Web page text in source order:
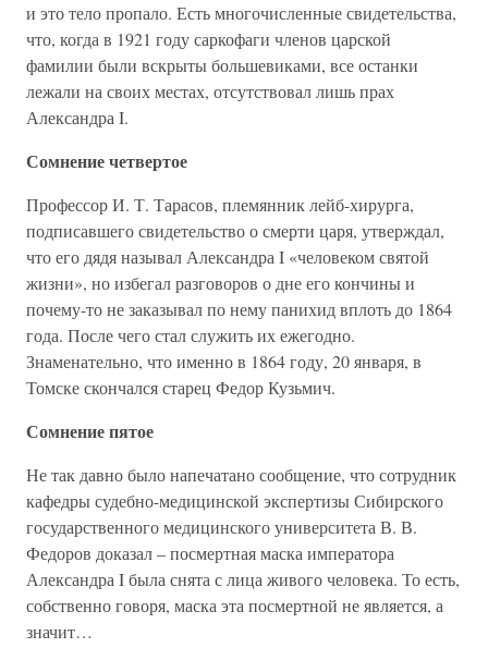
и это тело пропало. Есть многочисленные свидетельства,
что, когда в 1921 году саркофаги членов царской
фамилии были вскрыты большевиками, все останки
лежали на своих местах, отсутствовал лишь прах
Александра I.
Сомнение четвертое
Профессор И. Т. Тарасов, племянник лейб-хирурга,
подписавшего свидетельство о смерти царя, утверждал,
что его дядя называл Александра I «человеком святой
жизни», но избегал разговоров о дне его кончины и
почему-то не заказывал по нему панихид вплоть до 1864
года. После чего стал служить их ежегодно.
Знаменательно, что именно в 1864 году, 20 января, в
Томске скончался старец Федор Кузьмич.
Сомнение пятое
Не так давно было напечатано сообщение, что сотрудник
кафедры судебно-медицинской экспертизы Сибирского
государственного медицинского университета В. В.
Федоров доказал – посмертная маска императора
Александра I была снята с лица живого человека. То есть,
собственно говоря, маска эта посмертной не является, а
значит…